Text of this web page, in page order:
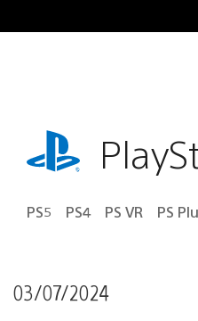
al
playstation.com
PS5 PS4 PS VR PS
03/07/2024